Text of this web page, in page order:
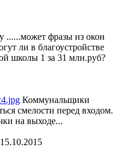
......может фразы из окон
ли в благоустройстве
школы 1 за 31 млн.руб?
Коммунальщики
смелости перед входом.
на выходе...